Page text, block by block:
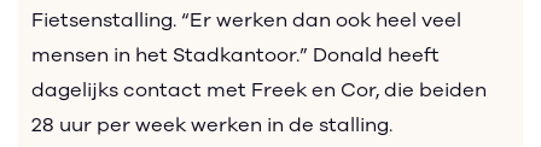
Fietsenstalling. “Er werken dan ook heel veel
mensen in het Stadkantoor.” Donald heeft
dagelijks contact met Freek en Cor, die beiden
28 uur per week werken in de stalling.